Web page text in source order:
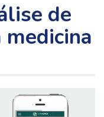
de